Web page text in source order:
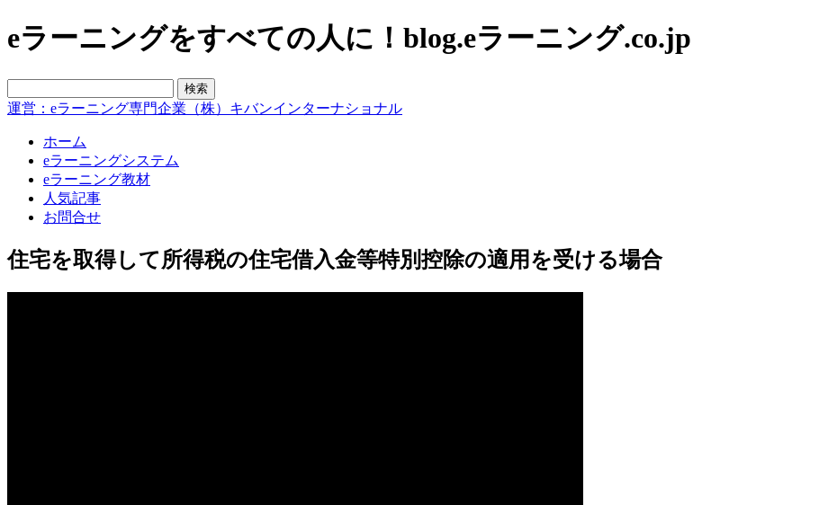
eラーニングをすべての人に！blog.eラーニング.co.jp
運営：eラーニング専門企業（株）キバンインターナショナル
ホーム
eラーニングシステム
eラーニング教材
人気記事
お問合せ
住宅を取得して所得税の住宅借入金等特別控除の適用を受ける場合